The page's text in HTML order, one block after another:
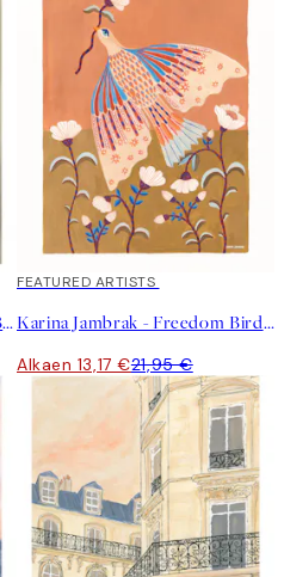
Coco De Paris - Dalmatian on Bicycle Juliste
40%*
FEATURED ARTISTS
Karina Jambrak - Freedom Bird Juliste
Alkaen 13,17 €21,95 €